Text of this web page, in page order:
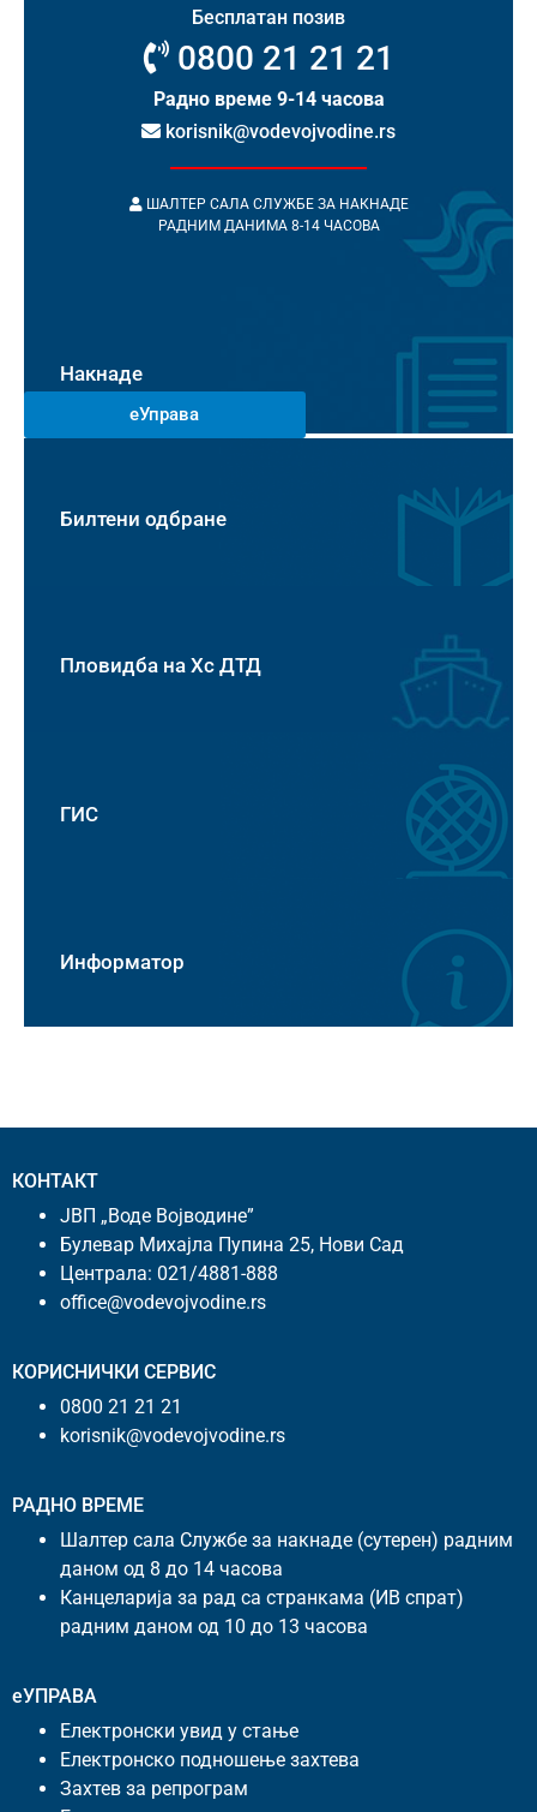
Бесплатан позив
0800 21 21 21
Радно време 9-14 часова
korisnik@vodevojvodine.rs
ШАЛТЕР САЛА СЛУЖБЕ ЗА НАКНАДЕ
РАДНИМ ДАНИМА 8-14 ЧАСОВА
Накнаде
еУправа
Билтени одбране
Пловидба на Хс ДТД
ГИС
Информатор
КОНТАКТ
ЈВП „Воде Војводине”
Булевар Михајла Пупина 25, Нови Сад
Централа: 021/4881-888
office@vodevojvodine.rs
КОРИСНИЧКИ СЕРВИС
0800 21 21 21
korisnik@vodevojvodine.rs
РАДНО ВРЕМЕ
Шалтер сала Службе за накнаде (сутерен) радним
даном од 8 до 14 часова
Канцеларија за рад са странкама (ИВ спрат)
радним даном од 10 до 13 часова
еУПРАВА
Електронски увид у стање
Електронско подношење захтева
Захтев за репрограм